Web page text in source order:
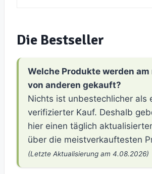
Die Bestseller
Welche Produkte werden
von anderen gekauft?
Nichts ist unbestechlicher als
verifizierter Kauf. Deshalb
hier einen täglich
über die meistverkauftesten
(Letzte Aktualisierung am 4.08.2026)